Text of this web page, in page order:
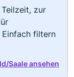
zur
Einfach filtern
Saale ansehen